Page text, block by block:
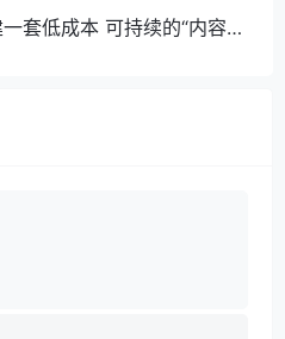
套低成本 可持续的“内容-